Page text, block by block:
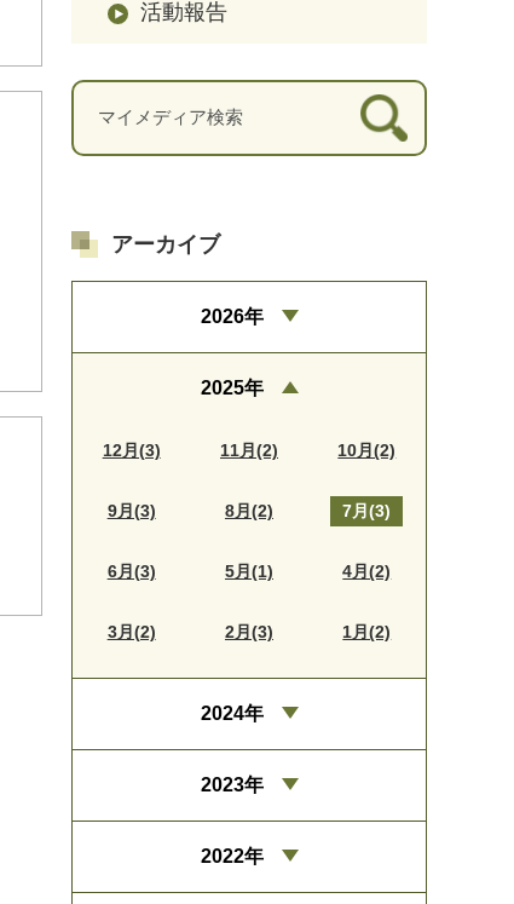
活動報告
アーカイブ
2026年
2025年
12月(3) 11月(2) 10月(2)
9月(3) 8月(2) 7月(3)
6月(3) 5月(1) 4月(2)
3月(2) 2月(3) 1月(2)
2024年
2023年
2022年